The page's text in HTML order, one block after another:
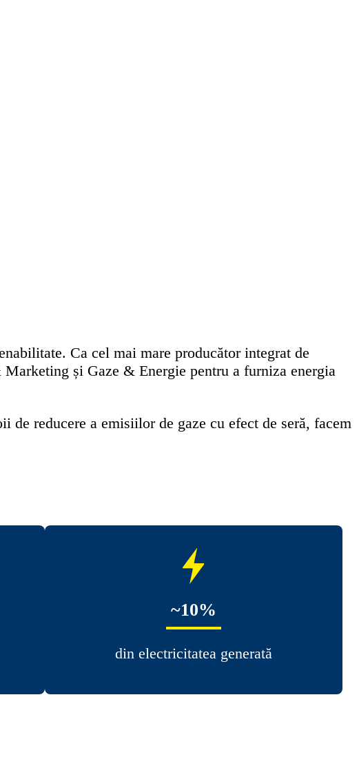
Ca cel mai mare producător integrat de
și Gaze & Energie pentru a furniza energia
reducere a emisiilor de gaze cu efect de seră, facem
~10%
din electricitatea generată